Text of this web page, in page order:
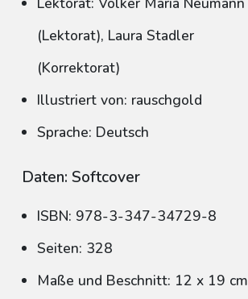
(Lektorat), Laura Stadler
(Korrektorat)
Illustriert von: rauschgold
Sprache: Deutsch
Daten: Softcover
ISBN: 978-3-347-34729-8
Seiten: 328
Maße und Beschnitt: 12 x 19 cm